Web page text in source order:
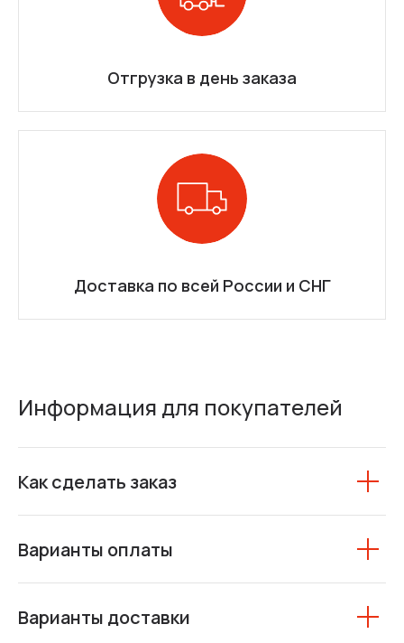
Отгрузка в день заказа
Доставка по всей России и СНГ
Информация для покупателей
Как сделать заказ
Варианты оплаты
Варианты доставки